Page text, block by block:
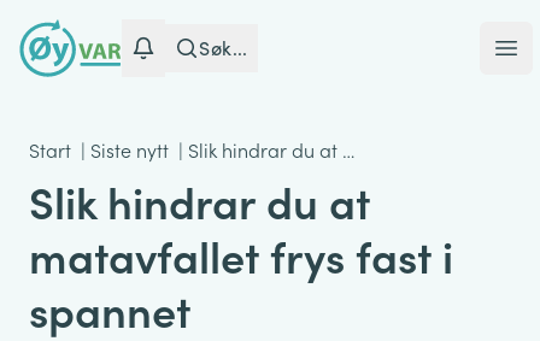
Søk...
Start | Siste nytt | Slik hindrar du at …
Slik hindrar du at
matavfallet frys fast i
spannet